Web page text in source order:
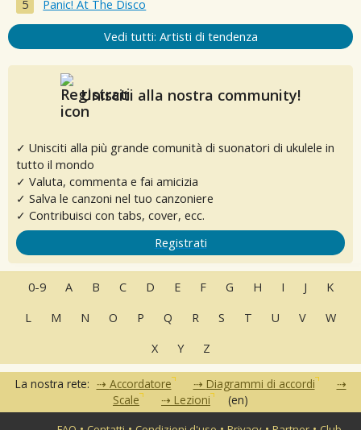
Panic! At The Disco
Vedi tutti: Artisti di tendenza
Unisciti alla nostra community!
✓ Unisciti alla più grande comunità di suonatori di ukulele in
tutto il mondo
✓ Valuta, commenta e fai amicizia
✓ Salva le canzoni nel tuo canzoniere
✓ Contribuisci con tabs, cover, ecc.
Registrati
0-9 A B C D E F G H I J
K
L
M N O P Q R S T U V
W
X
Y Z
La nostra rete: Accordatore
Diagrammi di accordi
Scale
Lezioni (en)